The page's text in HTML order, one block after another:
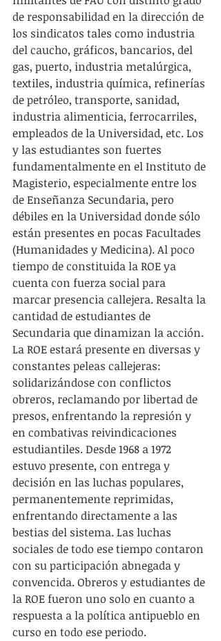
de responsabilidad en la dirección de
los sindicatos tales como industria
del caucho, gráficos, bancarios, del
gas, puerto, industria metalúrgica,
textiles, industria química, refinerías
de petróleo, transporte, sanidad,
industria alimenticia, ferrocarriles,
empleados de la Universidad, etc. Los
y las estudiantes son fuertes
fundamentalmente en el Instituto de
Magisterio, especialmente entre los
de Enseñanza Secundaria, pero
débiles en la Universidad donde sólo
están presentes en pocas Facultades
(Humanidades y Medicina). Al poco
tiempo de constituida la ROE ya
cuenta con fuerza social para
marcar presencia callejera. Resalta la
cantidad de estudiantes de
Secundaria que dinamizan la acción.
La ROE estará presente en diversas y
constantes peleas callejeras:
solidarizándose con conflictos
obreros, reclamando por libertad de
presos, enfrentando la represión y
en combativas reivindicaciones
estudiantiles. Desde 1968 a 1972
estuvo presente, con entrega y
decisión en las luchas populares,
permanentemente reprimidas,
enfrentando directamente a las
bestias del sistema. Las luchas
sociales de todo ese tiempo contaron
con su participación abnegada y
convencida. Obreros y estudiantes de
la ROE fueron uno solo en cuanto a
respuesta a la política antipueblo en
curso en todo ese periodo.